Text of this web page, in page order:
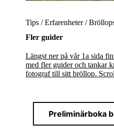
Tips / Erfarenheter /
Fler guider
Längst ner på vår 1a sida
med fler guider och tankar
fotograf till sitt bröllop.
Preliminärboka